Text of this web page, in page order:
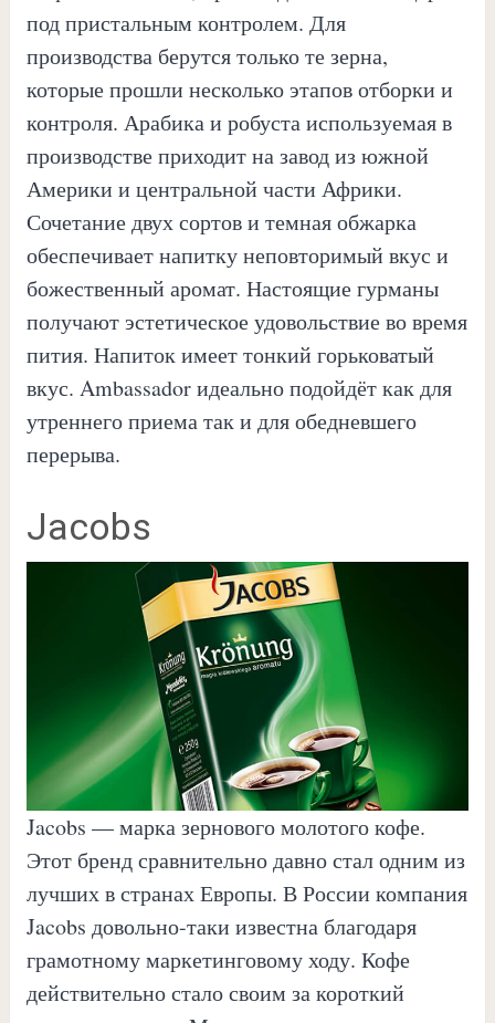
под пристальным контролем. Для
производства берутся только те зерна,
которые прошли несколько этапов отборки и
контроля. Арабика и робуста используемая в
производстве приходит на завод из южной
Америки и центральной части Африки.
Сочетание двух сортов и темная обжарка
обеспечивает напитку неповторимый вкус и
божественный аромат. Настоящие гурманы
получают эстетическое удовольствие во время
пития. Напиток имеет тонкий горьковатый
вкус. Ambassador идеально подойдёт как для
утреннего приема так и для обедневшего
перерыва.
Jacobs
Jacobs — марка зернового молотого кофе.
Этот бренд сравнительно давно стал одним из
лучших в странах Европы. В России компания
Jacobs довольно-таки известна благодаря
грамотному маркетинговому ходу. Кофе
действительно стало своим за короткий